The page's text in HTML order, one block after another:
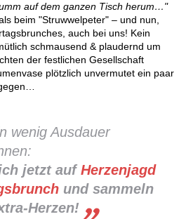
auf dem ganzen Tisch herum…"
beim "Struwwelpeter" – und nun,
auch bei uns! Kein
schmausend & plaudernd um
der festlichen Gesellschaft
plötzlich unvermutet ein paar
wenig Ausdauer
jetzt auf Herzenjagd
und sammeln
Herzen!